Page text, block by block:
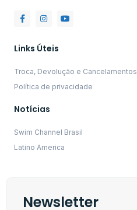
Links Úteis
Troca, Devolução e Cancelamentos
Política de privacidade
Notícias
Swim Channel Brasil
Latino America
Newsletter